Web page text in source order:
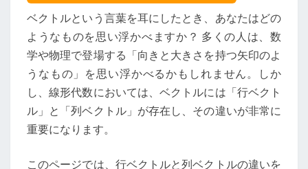
と
列
ベ
ク
ト
ル
の
違
徹
ベクトルという言葉を耳にしたとき、あなたはどの
ようなものを思い浮かべますか？ 多くの人は、数
学や物理で登場する「向きと大きさを持つ矢印のよ
うなもの」を思い浮かべるかもしれません。しか
し、線形代数においては、ベクトルには「行ベクト
ル」と「列ベクトル」が存在し、その違いが非常に
重要になります。
このページでは、行ベクトルと列ベクトルの違いを